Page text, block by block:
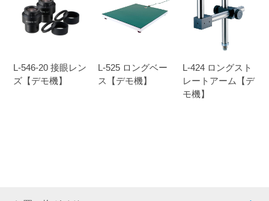
L-546-20 接眼レン
ズ【デモ機】
L-525 ロングベー
ス【デモ機】
L-424 ロングスト
レートアーム【デ
モ機】